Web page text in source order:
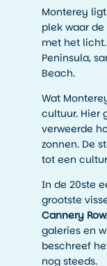
Monterey
plek waar
met het
Peninsula,
Beach.
Wat
cultuur. Hier
verweerde
zonnen. De
tot een
In de 20ste
grootste
Cannery Row
galeries en
beschreef
nog steeds.